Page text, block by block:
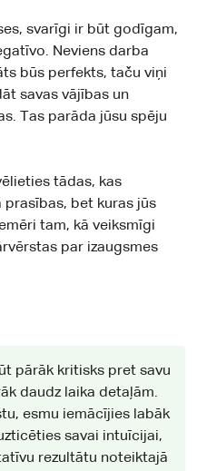
svarīgi ir būt godīgam,
Neviens darba
būs perfekts, taču viņi
savas vājības un
Tas parāda jūsu spēju
tādas, kas
bet kuras jūs
tam, kā veiksmīgi
par izaugsmes
pārāk kritisks pret savu
daudz laika detaļām.
esmu iemācījies labāk
savai intuīcijai,
rezultātu noteiktajā